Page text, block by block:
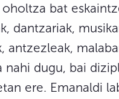
bat
dantzariak,
antzezleak,
nahi dugu, bai
ere. Emanaldi